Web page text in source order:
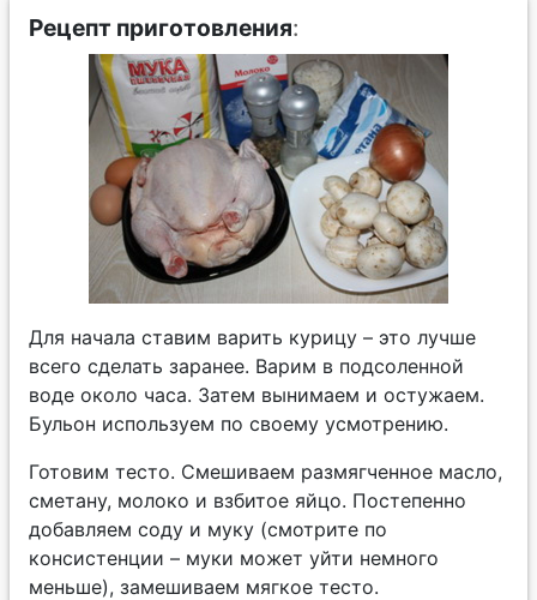
Рецепт приготовления:
Для начала ставим варить курицу – это лучше
всего сделать заранее. Варим в подсоленной
воде около часа. Затем вынимаем и остужаем.
Бульон используем по своему усмотрению.
Готовим тесто. Смешиваем размягченное масло,
сметану, молоко и взбитое яйцо. Постепенно
добавляем соду и муку (смотрите по
консистенции – муки может уйти немного
меньше), замешиваем мягкое тесто.